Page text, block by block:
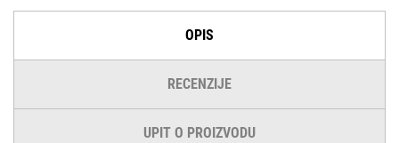
OPIS
RECENZIJE
UPIT O PROIZVODU